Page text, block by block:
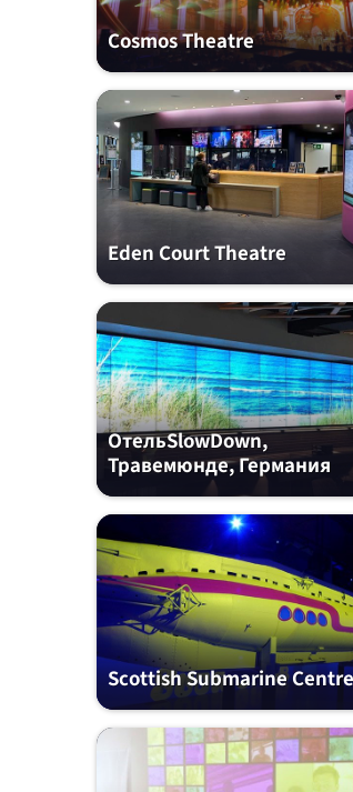
Cosmos Theatre
Eden Court Theatre
ОтельSlowDown,
Травемюнде, Германия
Scottish Submarine Centre